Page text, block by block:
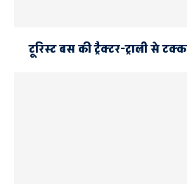
टूरिस्ट बस की ट्रैक्टर-ट्राली से